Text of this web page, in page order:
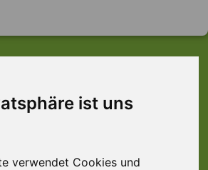
ist uns
verwendet Cookies und
ist leider
verfügbar ...
ist hier etwas dabei: